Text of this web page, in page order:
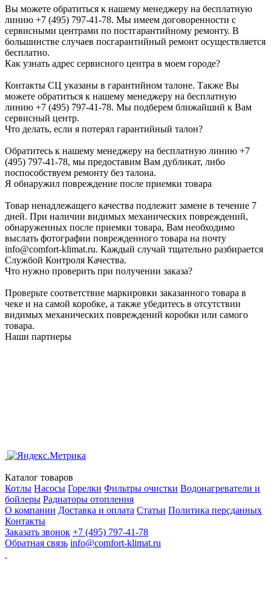
Вы можете обратиться к нашему менеджеру на бесплатную
линию +7 (495) 797-41-78. Мы имеем договоренности с
сервисными центрами по постгарантийному ремонту. В
большинстве случаев посгарантийный ремонт осуществляется
бесплатно.
Как узнать адрес сервисного центра в моем городе?
Контакты СЦ указаны в гарантийном талоне. Также Вы
можете обратиться к нашему менеджеру на бесплатную
линию +7 (495) 797-41-78. Мы подберем ближайший к Вам
сервисный центр.
Что делать, если я потерял гарантийный талон?
Обратитесь к нашему менеджеру на бесплатную линию +7
(495) 797-41-78, мы предоставим Вам дубликат, либо
поспособствуем ремонту без талона.
Я обнаружил повреждение после приемки товара
Товар ненадлежащего качества подлежит замене в течение 7
дней. При наличии видимых механических повреждений,
обнаруженных после приемки товара, Вам необходимо
выслать фотографии поврежденного товара на почту
info@comfort-klimat.ru. Каждый случай тщательно разбирается
Службой Контроля Качества.
Что нужно проверить при получении заказа?
Проверьте соответствие маркировки заказанного товара в
чеке и на самой коробке, а также убедитесь в отсутствии
видимых механических повреждений коробки или самого
товара.
Наши партнеры
Каталог товаров
Котлы Насосы Горелки Фильтры очистки Водонагреватели и
бойлеры Радиаторы отопления
О компании Доставка и оплата Статьи Политика персданных
Контакты
Заказать звонок +7 (495) 797-41-78
Обратная связь info@comfort-klimat.ru